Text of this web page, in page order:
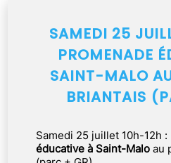
SAMEDI 25
PROMENADE
SAINT-MALO
BRIANTAIS
Samedi 25 juillet 10h-12h :
éducative à Saint-Malo au